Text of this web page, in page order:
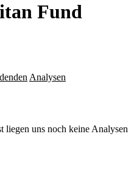
Fund
Analysen
liegen uns noch keine Analysen